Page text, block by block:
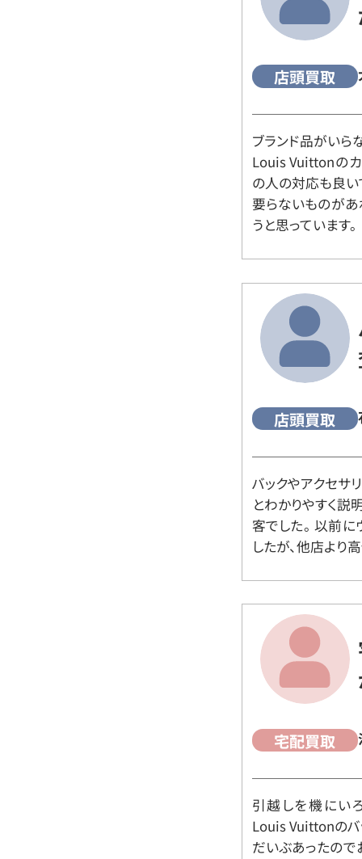
店頭買取
ブランド品がいら
Louis Vuittonの
の人の対応も良い
要らないものがあ
うと思っています。
店頭買取
バックやアクセサ
とわかりやすく説
客でした。 以前
したが、他店より
宅配買取
引越しを機にい
Louis Vuittonのバ
だいぶあったので